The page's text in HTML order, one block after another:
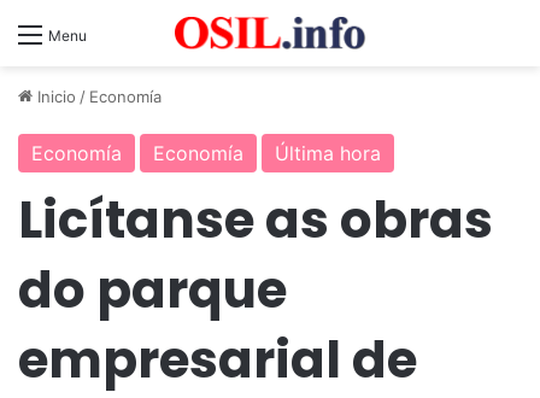
Menu
Inicio / Economía
Economía Economía Última hora
Licítanse as obras
do parque
empresarial de